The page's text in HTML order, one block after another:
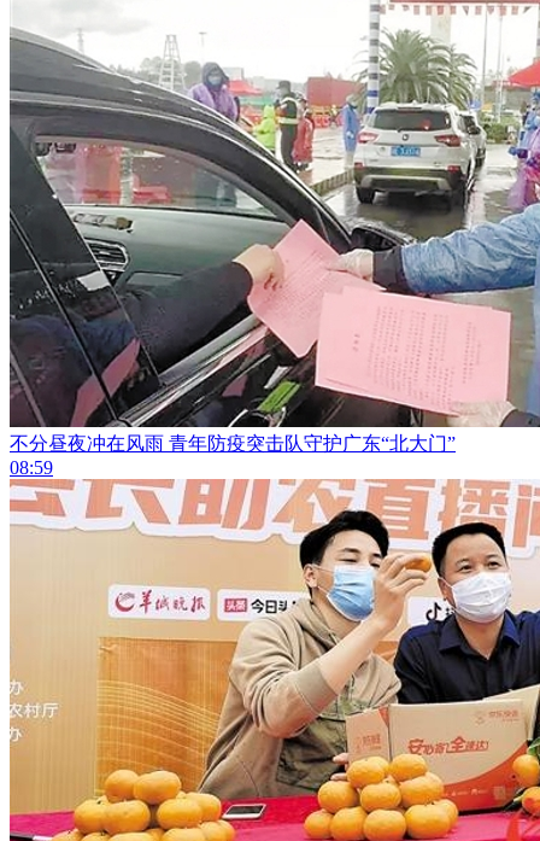
不分昼夜冲在风雨 青年防疫突击队守护广东“北大门”
08:59